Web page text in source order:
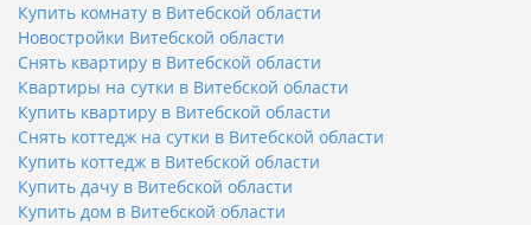
Купить комнату в Витебской области
Новостройки Витебской области
Снять квартиру в Витебской области
Квартиры на сутки в Витебской области
Купить квартиру в Витебской области
Снять коттедж на сутки в Витебской области
Купить коттедж в Витебской области
Купить дачу в Витебской области
Купить дом в Витебской области